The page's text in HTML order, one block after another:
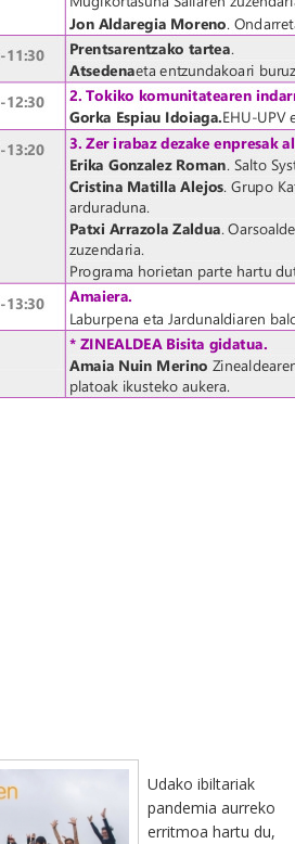
Udako ibiltariak
pandemia aurreko
erritmoa hartu du,